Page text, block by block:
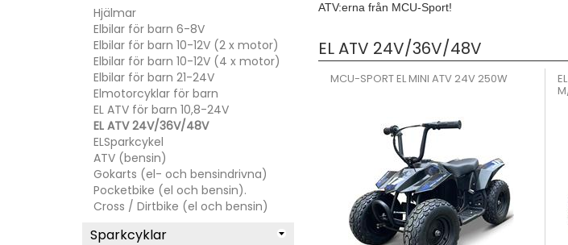
Hjälmar
Elbilar för barn 6-8V
Elbilar för barn 10-12V (2 x motor)
Elbilar för barn 10-12V (4 x motor)
Elbilar för barn 21-24V
Elmotorcyklar för barn
EL ATV för barn 10,8-24V
EL ATV 24V/36V/48V
ELSparkcykel
ATV (bensin)
Gokarts (el- och bensindrivna)
Pocketbike (el och bensin).
Cross / Dirtbike (el och bensin)
Sparkcyklar
ATV:erna från MCU-Sport!
EL ATV 24V/36V/48V
MCU-SPORT EL MINI ATV 24V 250W